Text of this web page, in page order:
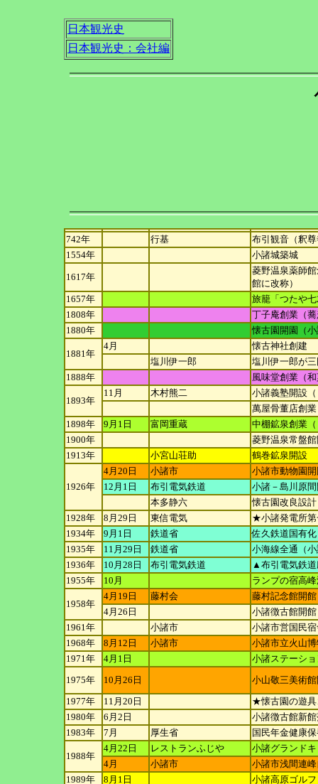
日本観光史
日本観光史：会社編
742年 行基
布引観音（釈
1554年
小諸城築城
1617年
菱野温泉薬師
館に改称）
1657年
旅籠「つたや
1808年
丁子庵創業（
1880年
懐古園開園（
1881年
4月
懐古神社創建
塩川伊一郎
塩川伊一郎が
1888年
風味堂創業（
1893年
11月 木村熊二
小諸義塾開設
萬屋骨董店創業
1898年
9月1日 富岡重蔵
中棚鉱泉創業
1900年
菱野温泉常盤
1913年
小宮山荘助 鶴巻鉱泉開設
1926年
4月20日 小諸市
小諸市動物園
12月1日
布引電気鉄道
小諸－島川原
本多静六
懐古園改良設計
1928年
8月29日 東信電気
★小諸発電所第
1934年
9月1日 鉄道省
佐久鉄道国有
1935年
11月29日 鉄道省
小海線全通（
1936年
10月28日 布引電気鉄道
▲布引電気鉄道
1955年
10月 ランプの宿高
1958年
4月19日 藤村会
藤村記念館開
4月26日
小諸徴古館開館
1961年
小諸市
小諸市営国民
1968年
8月12日 小諸市
小諸市立火山
1971年
4月1日
小諸ステーシ
1975年
10月26日
小山敬三美術
1977年
11月20日
★懐古園の遊具
1980年
6月2日
小諸徴古館新
1983年
7月 厚生省 国民年金健康
1988年
4月22日 レストランふじや
小諸グランド
4月
小諸市
小諸市浅間連
1989年
8月1日
小諸高原ゴル